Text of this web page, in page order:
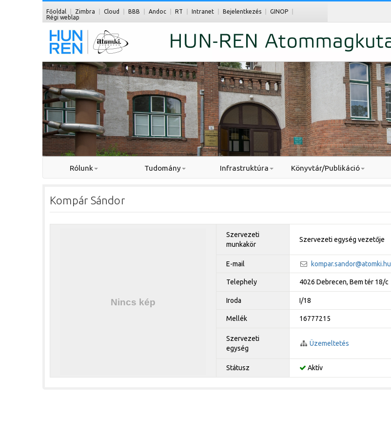
Főoldal Zimbra Cloud BBB Andoc RT Intranet Bejelentkezés
GINOP
Régi weblap
Rólunk Tudomány Infrastruktúra Könyvtár/Publikáció
Kompár Sándor
Szervezeti
munkakör
Szervezeti egység vezetője
E-mail kompar.sandor@atomki.hu
Telephely 4026 Debrecen, Bem tér 18/c
Iroda I/18
Mellék 16777215
Szervezeti
egység
Üzemeltetés
Státusz Aktív